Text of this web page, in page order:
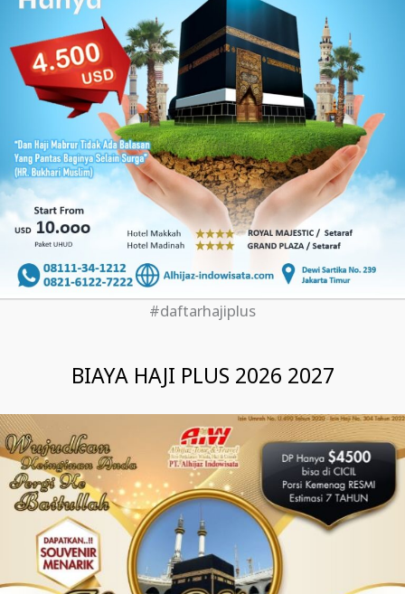
#daftarhajiplus
BIAYA HAJI PLUS 2026 2027